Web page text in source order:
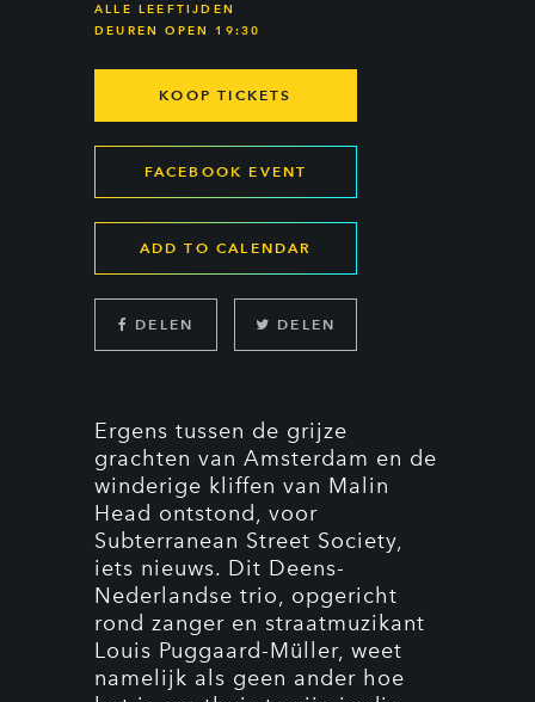
ALLE LEEFTIJDEN
DEUREN OPEN 19:30
KOOP TICKETS
FACEBOOK EVENT
ADD TO CALENDAR
DELEN DELEN
Ergens tussen de grijze
grachten van Amsterdam en de
winderige kliffen van Malin
Head ontstond, voor
Subterranean Street Society,
iets nieuws. Dit Deens-
Nederlandse trio, opgericht
rond zanger en straatmuzikant
Louis Puggaard-Müller, weet
namelijk als geen ander hoe